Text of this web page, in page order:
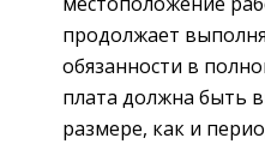
продолжает
обязанности в
плата должна быть
размере, как и